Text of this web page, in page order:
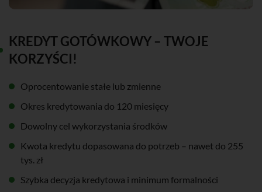
KREDYT GOTÓWKOWY – TWOJE
KORZYŚCI!
Oprocentowanie stałe lub zmienne
Okres kredytowania do 120 miesięcy
Dowolny cel wykorzystania środków
Kwota kredytu dopasowana do potrzeb – nawet do 255
tys. zł
Szybka decyzja kredytowa i minimum formalności